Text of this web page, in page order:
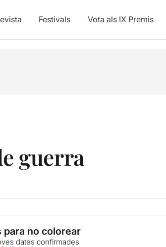
Festivals Vota als IX Premis
guerra
para no colorear
dates confirmades